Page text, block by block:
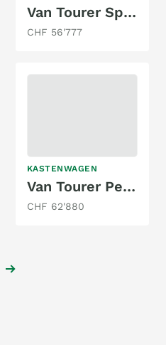
Van Tourer Sport 600
CHF 56'777
KASTENWAGEN
Van Tourer Peugeot 600 D
CHF 62'880